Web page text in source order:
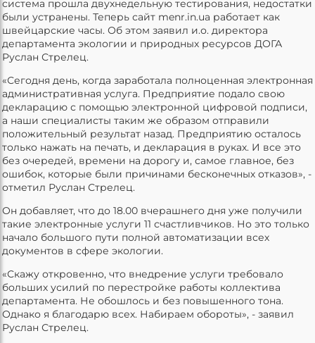
система прошла двухнедельную тестирования, недостатки
были устранены. Теперь сайт menr.in.ua работает как
швейцарские часы. Об этом заявил и.о. директора
департамента экологии и природных ресурсов ДОГА
Руслан Стрелец.
«Сегодня день, когда заработала полноценная электронная
административная услуга. Предприятие подало свою
декларацию с помощью электронной цифровой подписи,
а наши специалисты таким же образом отправили
положительный результат назад. Предприятию осталось
только нажать на печать, и декларация в руках. И все это
без очередей, времени на дорогу и, самое главное, без
ошибок, которые были причинами бесконечных отказов», -
отметил Руслан Стрелец.
Он добавляет, что до 18.00 вчерашнего дня уже получили
такие электронные услуги 11 счастливчиков. Но это только
начало большого пути полной автоматизации всех
документов в сфере экологии.
«Скажу откровенно, что внедрение услуги требовало
больших усилий по перестройке работы коллектива
департамента. Не обошлось и без повышенного тона.
Однако я благодарю всех. Набираем обороты», - заявил
Руслан Стрелец.